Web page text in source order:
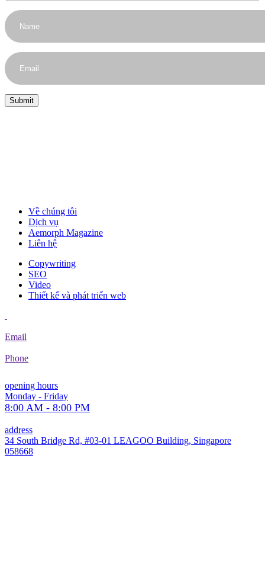
Về chúng tôi
Dịch vụ
Aemorph Magazine
Liên hệ
Copywriting
SEO
Video
Thiết kế và phát triển web
Email
Phone
opening hours
Monday - Friday
8:00 AM - 8:00 PM
address
34 South Bridge Rd, #03-01 LEAGOO Building, Singapore
058668